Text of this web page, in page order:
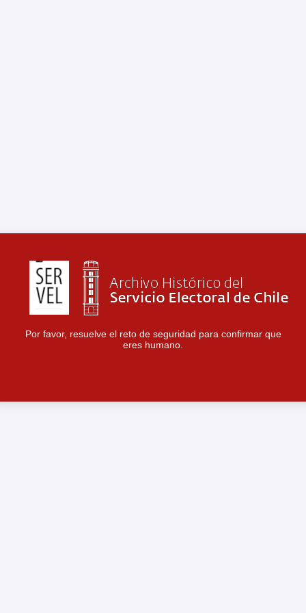
Por favor, resuelve el reto de seguridad para confirmar que
eres humano.